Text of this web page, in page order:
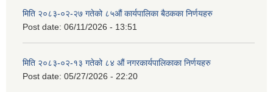
मिति २०८३-०२-२७ गतेको ८५औं कार्यपालिका बैठकका निर्णयहरु
Post date: 06/11/2026 - 13:51
मिति २०८३-०२-१३ गतेको ८४ औं नगरकार्यपालिकाका निर्णयहरु
Post date: 05/27/2026 - 22:20